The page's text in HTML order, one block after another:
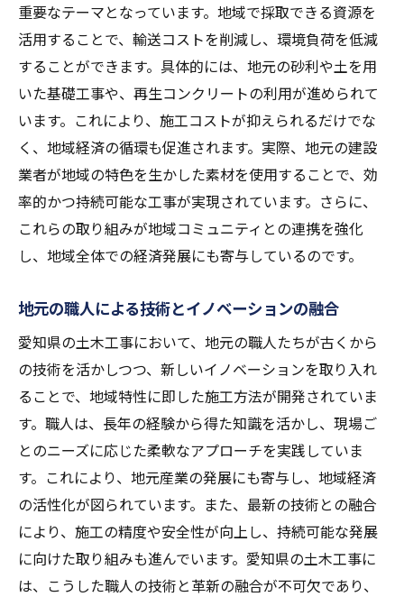
熟練技術者と若手の協力体制
地域技術の継承と革新のバランス
未来を見据えた次世代職人育成
環境に優しい愛知県の土木工事の持続可能な都
市開発
低炭素工法の実践と普及
再生可能エネルギーを活用した土木工事
廃棄物削減を目指したリサイクル活動
緑化推進による生態系保護
環境配慮型都市開発の未来
無人機技術が切り拓く愛知県の新たな土木の可
能性
無人機を活用した現場監視の効率化
災害時の迅速な情報収集と対応
精密測量による高精度の施工計画
空撮による進捗管理と品質保証
無人機による安全性向上の取り組み
愛知県における無人機利用の未来展望
重要なテーマとなっています。地域で採取できる資源を
活用することで、輸送コストを削減し、環境負荷を低減
することができます。具体的には、地元の砂利や土を用
いた基礎工事や、再生コンクリートの利用が進められて
います。これにより、施工コストが抑えられるだけでな
く、地域経済の循環も促進されます。実際、地元の建設
業者が地域の特色を生かした素材を使用することで、効
率的かつ持続可能な工事が実現されています。さらに、
これらの取り組みが地域コミュニティとの連携を強化
し、地域全体での経済発展にも寄与しているのです。
地元の職人による技術とイノベーションの融合
愛知県の土木工事において、地元の職人たちが古くから
の技術を活かしつつ、新しいイノベーションを取り入れ
ることで、地域特性に即した施工方法が開発されていま
す。職人は、長年の経験から得た知識を活かし、現場ご
とのニーズに応じた柔軟なアプローチを実践していま
す。これにより、地元産業の発展にも寄与し、地域経済
の活性化が図られています。また、最新の技術との融合
により、施工の精度や安全性が向上し、持続可能な発展
に向けた取り組みも進んでいます。愛知県の土木工事に
は、こうした職人の技術と革新の融合が不可欠であり、